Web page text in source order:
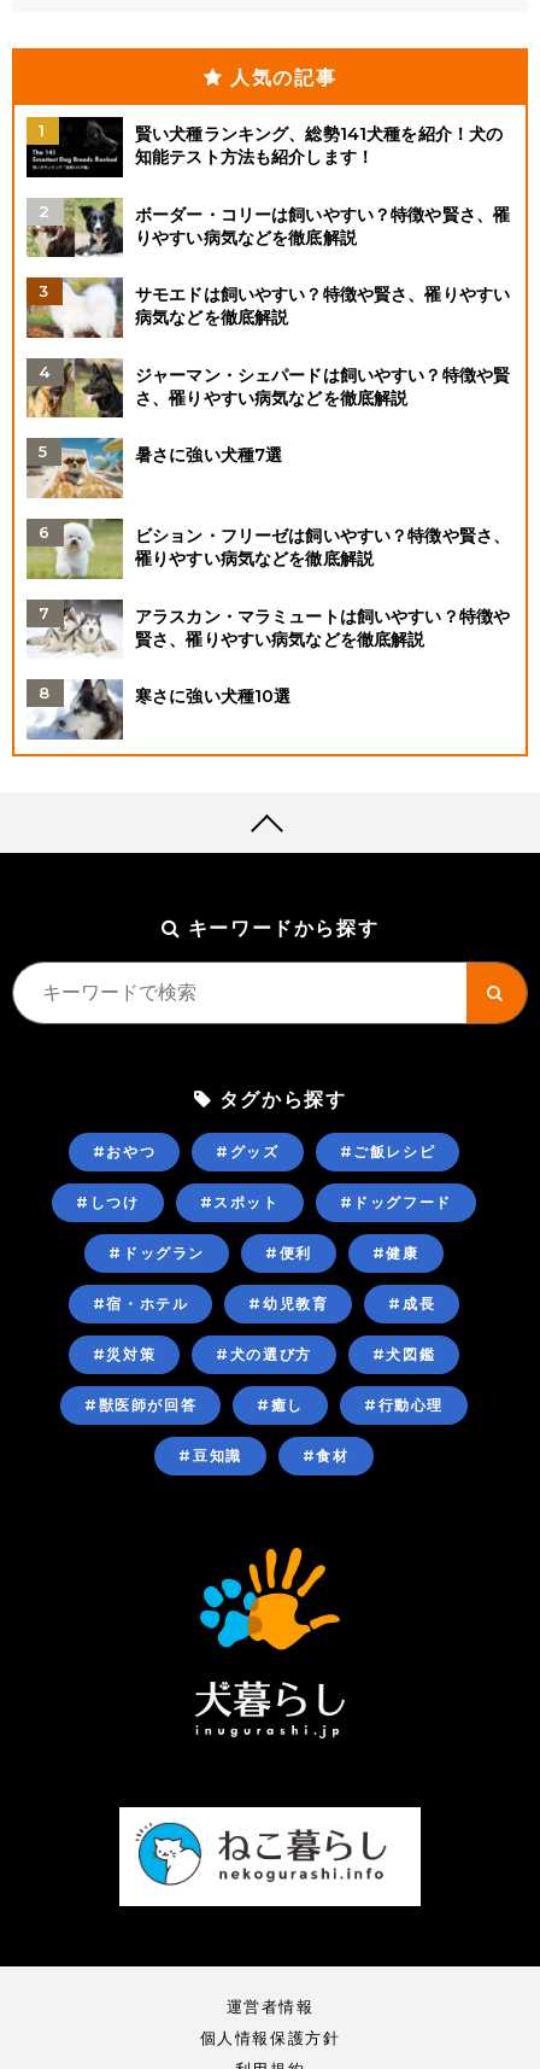
人気の記事
賢い犬種ランキング、総勢141犬種を紹介！犬の
知能テスト方法も紹介します！
ボーダー・コリーは飼いやすい？特徴や賢さ、罹
りやすい病気などを徹底解説
サモエドは飼いやすい？特徴や賢さ、罹りやすい
病気などを徹底解説
ジャーマン・シェパードは飼いやすい？特徴や賢
さ、罹りやすい病気などを徹底解説
暑さに強い犬種7選
ビション・フリーゼは飼いやすい？特徴や賢さ、
罹りやすい病気などを徹底解説
アラスカン・マラミュートは飼いやすい？特徴や
賢さ、罹りやすい病気などを徹底解説
寒さに強い犬種10選
キーワードから探す
タグから探す
#おやつ #グッズ #ご飯レシピ
#しつけ #スポット #ドッグフード
#ドッグラン #便利 #健康
#宿・ホテル #幼児教育 #成長
#災対策 #犬の選び方 #犬図鑑
#獣医師が回答 #癒し #行動心理
#豆知識 #食材
運営者情報
個人情報保護方針